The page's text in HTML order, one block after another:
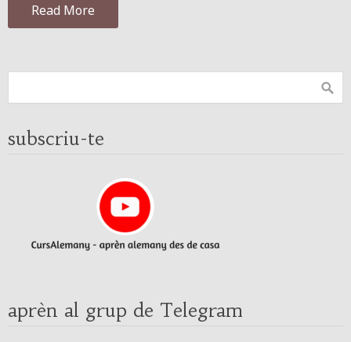
Read More
subscriu-te
aprèn al grup de Telegram